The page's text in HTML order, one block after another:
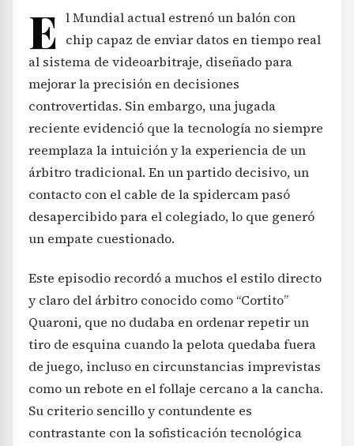
E l Mundial actual estrenó un balón con
chip capaz de enviar datos en tiempo real
al sistema de videoarbitraje, diseñado para
mejorar la precisión en decisiones
controvertidas. Sin embargo, una jugada
reciente evidenció que la tecnología no siempre
reemplaza la intuición y la experiencia de un
árbitro tradicional. En un partido decisivo, un
contacto con el cable de la spidercam pasó
desapercibido para el colegiado, lo que generó
un empate cuestionado.
Este episodio recordó a muchos el estilo directo
y claro del árbitro conocido como “Cortito”
Quaroni, que no dudaba en ordenar repetir un
tiro de esquina cuando la pelota quedaba fuera
de juego, incluso en circunstancias imprevistas
como un rebote en el follaje cercano a la cancha.
Su criterio sencillo y contundente es
contrastante con la sofisticación tecnológica